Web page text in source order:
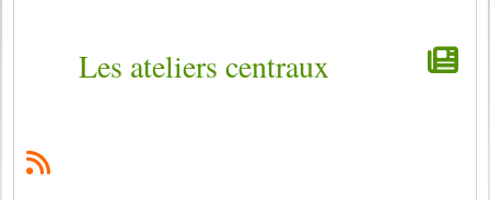
Les ateliers centraux